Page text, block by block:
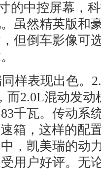
的中控屏幕，
虽然精英版和
但倒车影像可
样表现出色。
而2.0L混动发
千瓦。传动系
箱，这样的配
，凯美瑞的动
用户好评。无